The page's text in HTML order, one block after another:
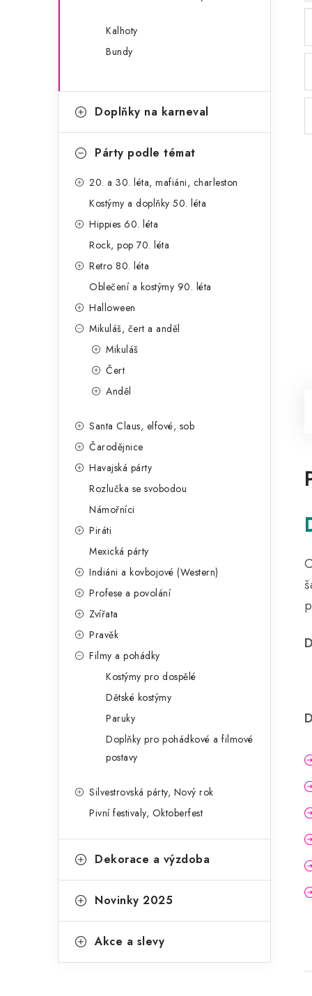
Kalhoty
Bundy
Doplňky na karneval
Párty podle témat
20. a 30. léta, mafiáni, charleston
Kostýmy a doplňky 50. léta
Hippies 60. léta
Rock, pop 70. léta
Retro 80. léta
Oblečení a kostýmy 90. léta
Halloween
Mikuláš, čert a anděl
Mikuláš
Čert
Anděl
Santa Claus, elfové, sob
Čarodějnice
Havajská párty
Rozlučka se svobodou
Námořníci
Piráti
Mexická párty
Indiáni a kovbojové (Western)
Profese a povolání
Zvířata
Pravěk
Filmy a pohádky
Kostýmy pro dospělé
Dětské kostýmy
Paruky
Doplňky pro pohádkové a filmové
postavy
Silvestrovská párty, Nový rok
Pivní festivaly, Oktoberfest
Dekorace a výzdoba
Novinky 2025
Akce a slevy